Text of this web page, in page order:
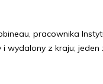
pracownika
i wydalony z kraju; jeden